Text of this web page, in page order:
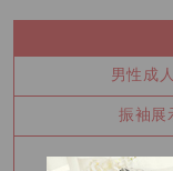
男性成
振袖展